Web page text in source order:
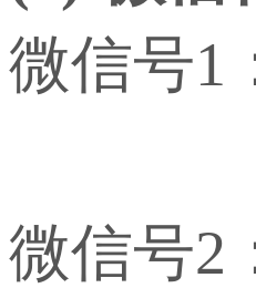
微信号1
微信号2